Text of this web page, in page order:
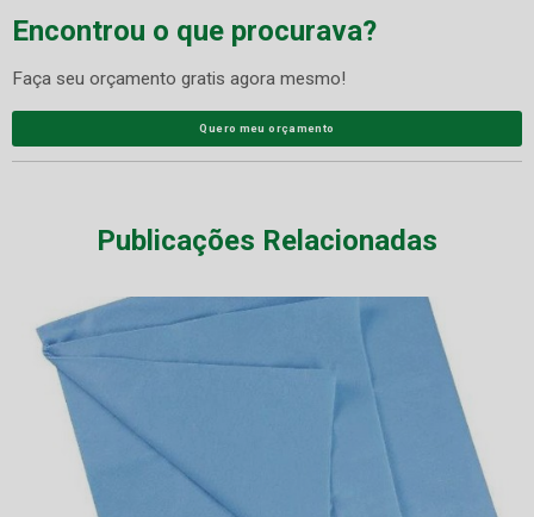
Encontrou o que procurava?
Faça seu orçamento gratis agora mesmo!
Quero meu orçamento
Publicações Relacionadas